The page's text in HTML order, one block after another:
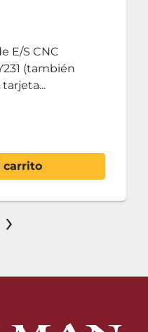
E/S CNC
(también
tarjeta...
carrito
›